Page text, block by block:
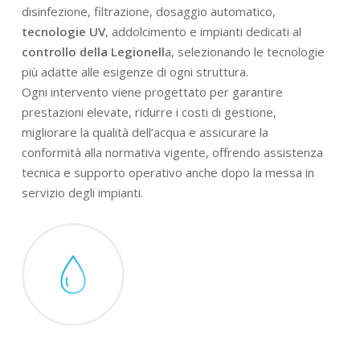
disinfezione, filtrazione, dosaggio automatico,
tecnologie UV, addolcimento e impianti dedicati al
controllo della Legionella, selezionando le tecnologie
più adatte alle esigenze di ogni struttura.
Ogni intervento viene progettato per garantire
prestazioni elevate, ridurre i costi di gestione,
migliorare la qualità dell’acqua e assicurare la
conformità alla normativa vigente, offrendo assistenza
tecnica e supporto operativo anche dopo la messa in
servizio degli impianti.